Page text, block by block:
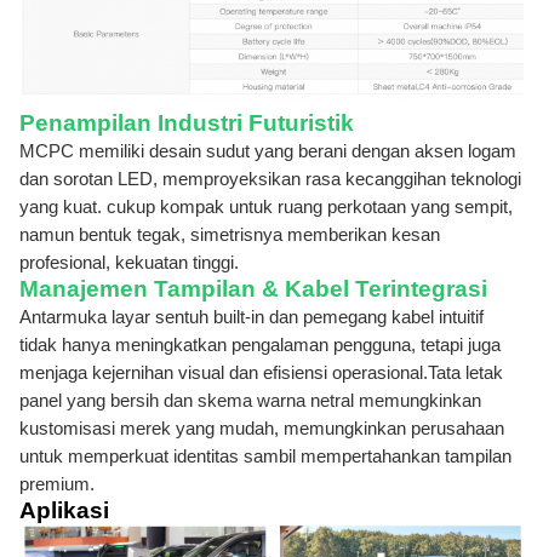
Penampilan Industri Futuristik
MCPC memiliki desain sudut yang berani dengan aksen logam
dan sorotan LED, memproyeksikan rasa kecanggihan teknologi
yang kuat. cukup kompak untuk ruang perkotaan yang sempit,
namun bentuk tegak, simetrisnya memberikan kesan
profesional, kekuatan tinggi.
Manajemen Tampilan & Kabel Terintegrasi
Antarmuka layar sentuh built-in dan pemegang kabel intuitif
tidak hanya meningkatkan pengalaman pengguna, tetapi juga
menjaga kejernihan visual dan efisiensi operasional.Tata letak
panel yang bersih dan skema warna netral memungkinkan
kustomisasi merek yang mudah, memungkinkan perusahaan
untuk memperkuat identitas sambil mempertahankan tampilan
premium.
Aplikasi